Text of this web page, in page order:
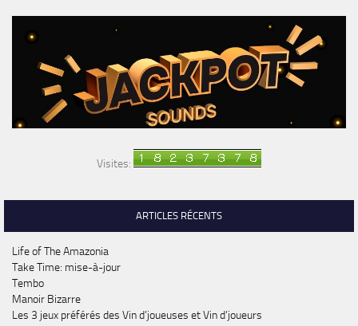
Visites:
ARTICLES RÉCENTS
Life of The Amazonia
Take Time: mise-à-jour
Tembo
Manoir Bizarre
Les 3 jeux préférés des Vin d’joueuses et Vin d’joueurs